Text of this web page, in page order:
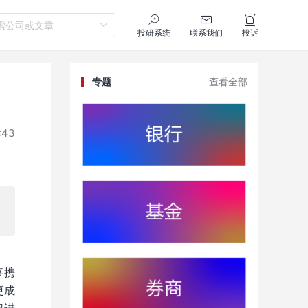
公司或文章
投研系统 联系我们 投诉
携
成
专题 查看全部